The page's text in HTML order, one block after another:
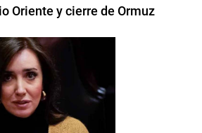
Oriente y cierre de Ormuz